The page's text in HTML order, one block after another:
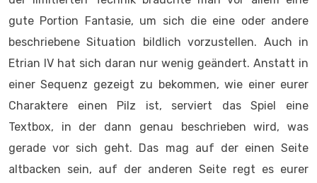
gute Portion Fantasie, um sich die eine oder andere
beschriebene Situation bildlich vorzustellen. Auch in
Etrian IV hat sich daran nur wenig geändert. Anstatt in
einer Sequenz gezeigt zu bekommen, wie einer eurer
Charaktere einen Pilz ist, serviert das Spiel eine
Textbox, in der dann genau beschrieben wird, was
gerade vor sich geht. Das mag auf der einen Seite
altbacken sein, auf der anderen Seite regt es eurer